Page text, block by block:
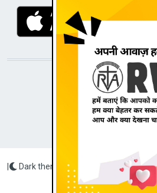
STAY CONNECTED
Radio Veritas Asia
Dark theme